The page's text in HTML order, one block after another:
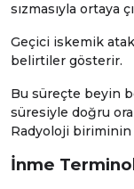
sızmasıyla ortaya
Geçici iskemik
belirtiler gösterir.
Bu süreçte beyin
süresiyle doğru
Radyoloji biriminin
İnme